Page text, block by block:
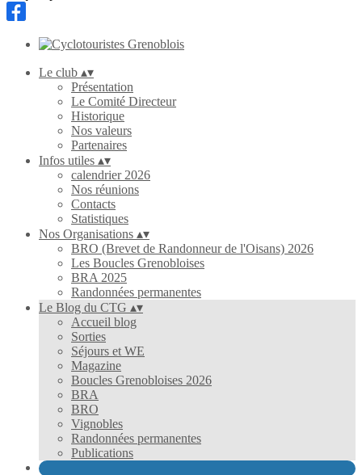
Le club ▴▾
Présentation
Le Comité Directeur
Historique
Nos valeurs
Partenaires
Infos utiles ▴▾
calendrier 2026
Nos réunions
Contacts
Statistiques
Nos Organisations ▴▾
BRO (Brevet de Randonneur de l'Oisans) 2026
Les Boucles Grenobloises
BRA 2025
Randonnées permanentes
Le Blog du CTG ▴▾
Accueil blog
Sorties
Séjours et WE
Magazine
Boucles Grenobloises 2026
BRA
BRO
Vignobles
Randonnées permanentes
Publications